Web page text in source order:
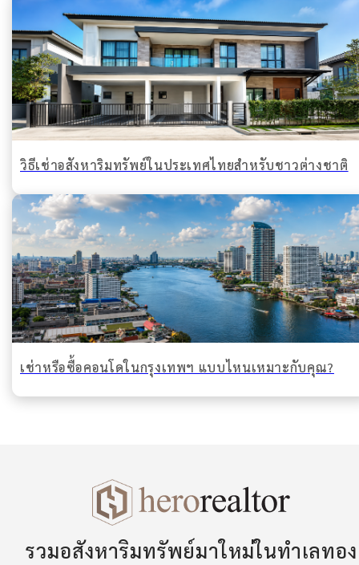
วิธีเช่าอสังหาริมทรัพย์ในประเทศไทยสำหรับชาวต่างชาติ
เช่าหรือซื้อคอนโดในกรุงเทพฯ แบบไหนเหมาะกับคุณ?
รวมอสังหาริมทรัพย์มาใหม่ในทำเลทอง